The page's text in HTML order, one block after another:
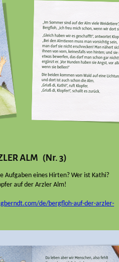
ALM (Nr. 3)
Aufgaben eines Hirten? Wer ist Kathi?
auf der Arzler Alm!
de/bergfloh-auf-der-arzler-